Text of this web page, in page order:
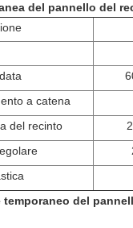
del pannello del
a catena
del recinto
del